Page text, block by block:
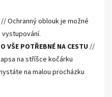
// Ochranný oblouk je možné
VŠE POTŘEBNÉ NA CESTU //
na stříšce kočárku
na malou procházku